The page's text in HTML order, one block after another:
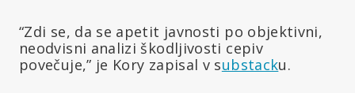
“Zdi se, da se apetit javnosti po objektivni,
neodvisni analizi škodljivosti cepiv
povečuje,” je Kory zapisal v substacku.